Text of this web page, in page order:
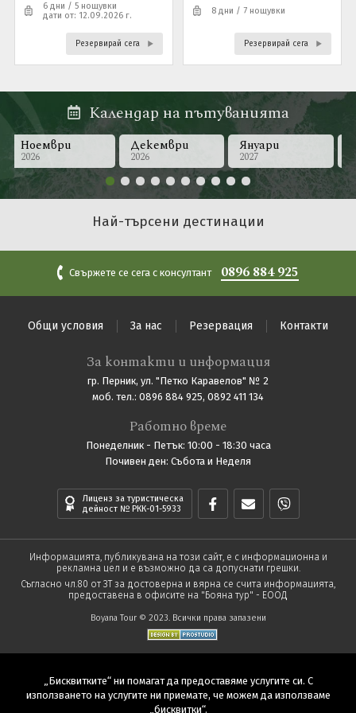
6 дни / 5 нощувки
дати от: 12.09.2026 г.
Резервирай сега
8 дни / 7 нощувки
Резервирай сега
Календар на пътуванията
Ноември
2026
Декември
2026
Януари
2027
Най-търсени дестинации
Свържете се сега с консултант 0896 884 925
Общи условия За нас Резервация Контакти
За контакти и информация
гр. Перник, ул. "Петко Каравелов" № 2
моб. тел.: 0896 884 925, 0892 411 134
Работно време
Понеделник - Петък: 10:00 - 18:30 часа
Почивен ден: Събота и Неделя
Лиценз за туристическа
дейност № РКК-01-5933
Информацията, публикувана на този сайт, е с информационна и
рекламна цел и е възможно да са допуснати грешки.
Съгласно чл.80 от ЗТ за достоверна и вярна се счита информацията,
предоставена в офисите на "Бояна тур" - ЕООД
Boyana Tour © 2023. Всички права запазени
„Бисквитките“ ни помагат да предоставяме услугите си. С
използването на услугите ни приемате, че можем да използваме
„бисквитки“.